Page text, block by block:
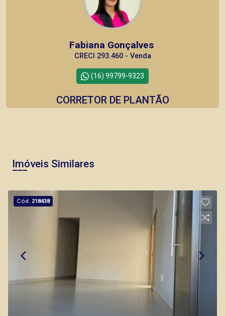
Fabiana Gonçalves
CRECI 293.460 - Venda
(16) 99799-9323
CORRETOR DE PLANTÃO
CORRETOR DE PLANTÃO
Imóveis Similares
Cód. 218438